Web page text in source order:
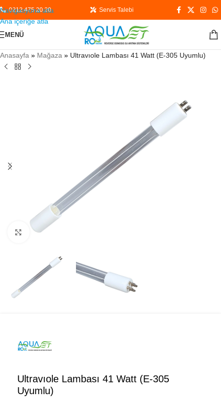
Navigasyona atla
Ana içeriğe atla
0212 475 20 20 Servis Talebi
MENÜ
Anasayfa » Mağaza » Ultravıole Lambası 41 Watt (E-305 Uyumlu)
Büyütmek için tıklayın
Ultravıole Lambası 41 Watt (E-305
Uyumlu)